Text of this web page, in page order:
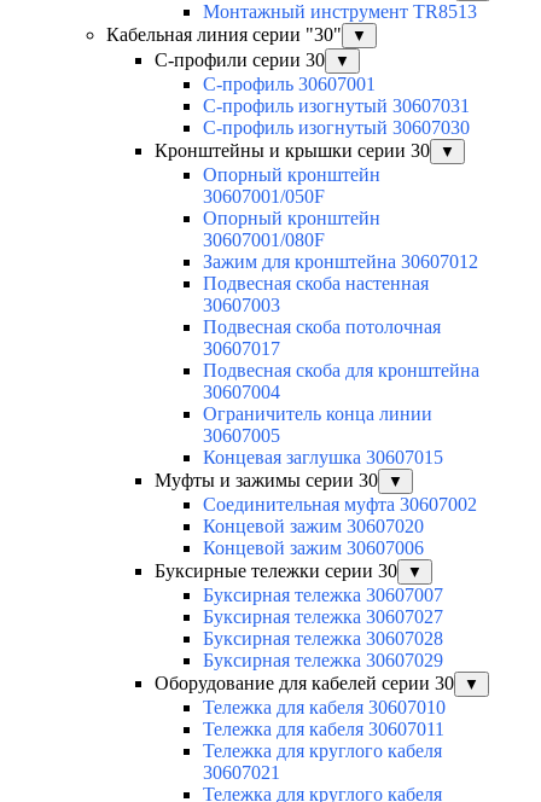
Монтажный инструмент TR8513
Кабельная линия серии "30"
▼
С-профили серии 30 ▼
С-профиль 30607001
С-профиль изогнутый 30607031
С-профиль изогнутый 30607030
Кронштейны и крышки серии 30
▼
Опорный кронштейн
30607001/050F
Опорный кронштейн
30607001/080F
Зажим для кронштейна 30607012
Подвесная скоба настенная
30607003
Подвесная скоба потолочная
30607017
Подвесная скоба для кронштейна
30607004
Ограничитель конца линии
30607005
Концевая заглушка 30607015
Муфты и зажимы серии 30
▼
Соединительная муфта 30607002
Концевой зажим 30607020
Концевой зажим 30607006
Буксирные тележки серии 30
▼
Буксирная тележка 30607007
Буксирная тележка 30607027
Буксирная тележка 30607028
Буксирная тележка 30607029
Оборудование для кабелей серии 30
▼
Тележка для кабеля 30607010
Тележка для кабеля 30607011
Тележка для круглого кабеля
30607021
Тележка для круглого кабеля